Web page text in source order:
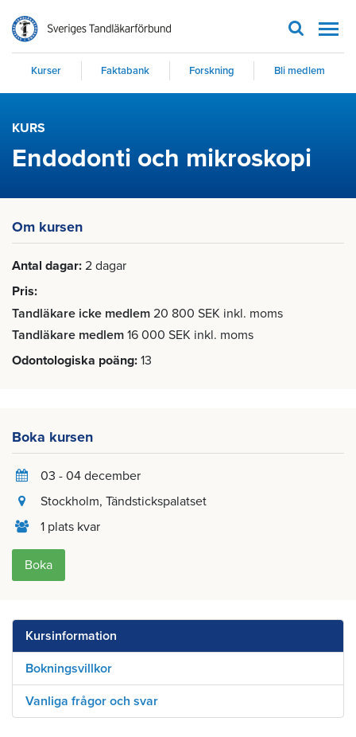
Kurser Faktabank Forskning Bli medlem
KURS
Endodonti och mikroskopi
Om kursen
Antal dagar 2 dagar
Pris
Tandläkare icke medlem 20 800 SEK inkl. moms
Tandläkare medlem 16 000 SEK inkl. moms
Odontologiska poäng 13
Boka kursen
03 - 04 december
Stockholm, Tändstickspalatset
1 plats kvar
Boka
Kursinformation
Bokningsvillkor
Vanliga frågor och svar